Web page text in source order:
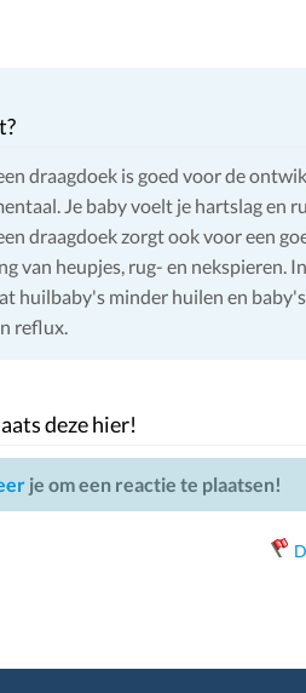
draagdoek is goed voor de
Je baby voelt je hartslag en
draagdoek zorgt ook voor een
van heupjes, rug- en nekspieren.
huilbaby's minder huilen en
reflux.
deze hier!
je om een reactie te plaatsen!